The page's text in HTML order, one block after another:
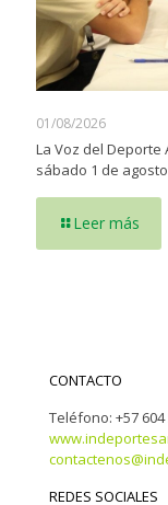
01/08/2026
La Voz del
sábado 1 de
Leer más
CONTACTO
Teléfono: +57 604
REDES SOCIALES